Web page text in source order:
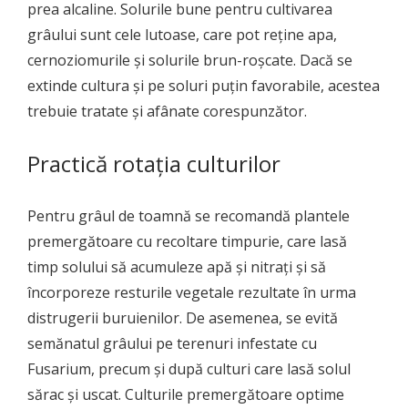
prea alcaline. Solurile bune pentru cultivarea
grâului sunt cele lutoase, care pot reține apa,
cernoziomurile și solurile brun-roșcate. Dacă se
extinde cultura și pe soluri puțin favorabile, acestea
trebuie tratate și afânate corespunzător.
Practică rotația culturilor
Pentru grâul de toamnă se recomandă plantele
premergătoare cu recoltare timpurie, care lasă
timp solului să acumuleze apă și nitrați și să
încorporeze resturile vegetale rezultate în urma
distrugerii buruienilor. De asemenea, se evită
semănatul grâului pe terenuri infestate cu
Fusarium, precum și după culturi care lasă solul
sărac și uscat. Culturile premergătoare optime